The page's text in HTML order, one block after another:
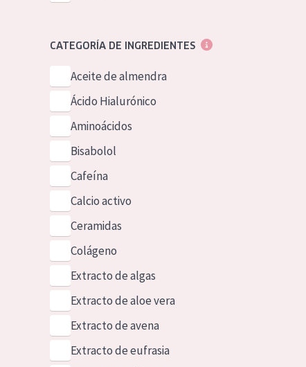
CATEGORÍA DE INGREDIENTES
Aceite de almendra
Ácido Hialurónico
Aminoácidos
Bisabolol
Cafeína
Calcio activo
Ceramidas
Colágeno
Extracto de algas
Extracto de aloe vera
Extracto de avena
Extracto de eufrasia